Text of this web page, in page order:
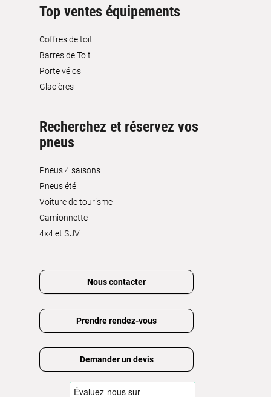
Top ventes équipements
Coffres de toit
Barres de Toit
Porte vélos
Glacières
Recherchez et réservez vos
pneus
Pneus 4 saisons
Pneus été
Voiture de tourisme
Camionnette
4x4 et SUV
Nous contacter
Prendre rendez-vous
Demander un devis